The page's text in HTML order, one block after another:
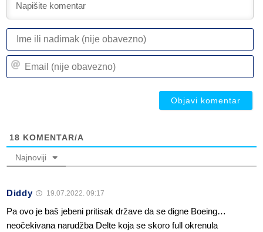
18 KOMENTAR/A
Najnoviji
Diddy 19.07.2022. 09:17
Pa ovo je baš jebeni pritisak države da se digne Boeing…
neočekivana narudžba Delte koja se skoro full okrenula